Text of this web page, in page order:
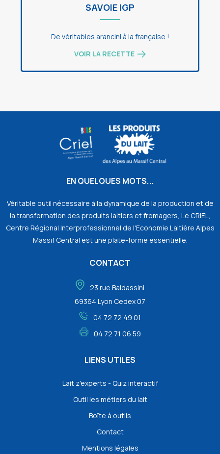
SAVOIE IGP
De véritables arancini à la française !
VOIR LA RECETTE
EN QUELQUES MOTS...
Véritable outil nécessaire à la dynamique de la production et de
la transformation des produits laitiers et fromagers, Le CRIEL,
Centre Régional Interprofessionnel de l'Economie Laitière Alpes
Massif Central est une plate-forme essentielle.
CONTACT
23 rue Baldassini
69364 Lyon Cedex 07
04 72 72 49 01
04 72 71 06 59
LIENS UTILES
Lait z'experts - Quiz interactif
Outil les métiers du lait
Boîte à outils
Contact
Mentions légales